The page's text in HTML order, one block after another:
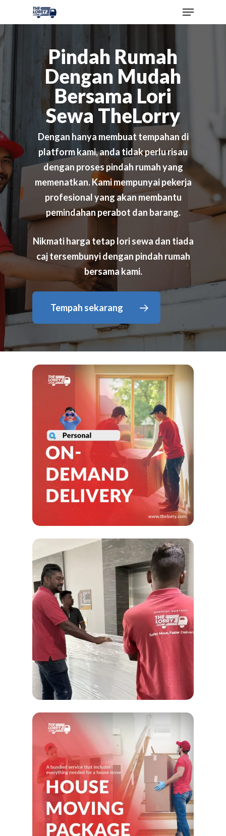
Pindah Rumah
Dengan Mudah
Bersama Lori
Sewa TheLorry
Dengan hanya membuat tempahan di
platform kami, anda tidak perlu risau
dengan proses pindah rumah yang
memenatkan. Kami mempunyai pekerja
profesional yang akan membantu
pemindahan perabot dan barang.​
Nikmati harga tetap lori sewa dan tiada
caj tersembunyi dengan pindah rumah
bersama kami.
Tempah sekarang